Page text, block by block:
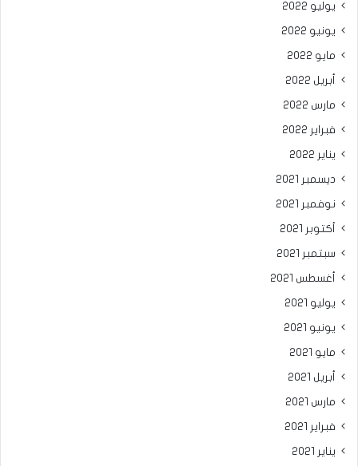
يوليو 2022
يونيو 2022
مايو 2022
أبريل 2022
مارس 2022
فبراير 2022
يناير 2022
ديسمبر 2021
نوفمبر 2021
أكتوبر 2021
سبتمبر 2021
أغسطس 2021
يوليو 2021
يونيو 2021
مايو 2021
أبريل 2021
مارس 2021
فبراير 2021
يناير 2021